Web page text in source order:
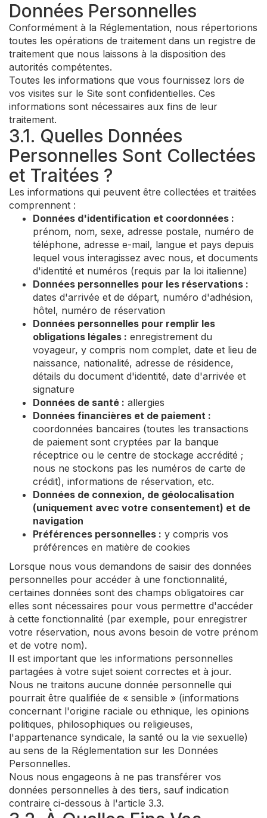
Données Personnelles
Conformément à la Réglementation, nous répertorions
toutes les opérations de traitement dans un registre de
traitement que nous laissons à la disposition des
autorités compétentes.
Toutes les informations que vous fournissez lors de
vos visites sur le Site sont confidentielles. Ces
informations sont nécessaires aux fins de leur
traitement.
3.1. Quelles Données
Personnelles Sont Collectées
et Traitées ?
Les informations qui peuvent être collectées et traitées
comprennent :
Données d'identification et coordonnées :
prénom, nom, sexe, adresse postale, numéro de
téléphone, adresse e-mail, langue et pays depuis
lequel vous interagissez avec nous, et documents
d'identité et numéros (requis par la loi italienne)
Données personnelles pour les réservations :
dates d'arrivée et de départ, numéro d'adhésion,
hôtel, numéro de réservation
Données personnelles pour remplir les
obligations légales : enregistrement du
voyageur, y compris nom complet, date et lieu de
naissance, nationalité, adresse de résidence,
détails du document d'identité, date d'arrivée et
signature
Données de santé : allergies
Données financières et de paiement :
coordonnées bancaires (toutes les transactions
de paiement sont cryptées par la banque
réceptrice ou le centre de stockage accrédité ;
nous ne stockons pas les numéros de carte de
crédit), informations de réservation, etc.
Données de connexion, de géolocalisation
(uniquement avec votre consentement) et de
navigation
Préférences personnelles : y compris vos
préférences en matière de cookies
Lorsque nous vous demandons de saisir des données
personnelles pour accéder à une fonctionnalité,
certaines données sont des champs obligatoires car
elles sont nécessaires pour vous permettre d'accéder
à cette fonctionnalité (par exemple, pour enregistrer
votre réservation, nous avons besoin de votre prénom
et de votre nom).
Il est important que les informations personnelles
partagées à votre sujet soient correctes et à jour.
Nous ne traitons aucune donnée personnelle qui
pourrait être qualifiée de « sensible » (informations
concernant l'origine raciale ou ethnique, les opinions
politiques, philosophiques ou religieuses,
l'appartenance syndicale, la santé ou la vie sexuelle)
au sens de la Réglementation sur les Données
Personnelles.
Nous nous engageons à ne pas transférer vos
données personnelles à des tiers, sauf indication
contraire ci-dessous à l'article 3.3.